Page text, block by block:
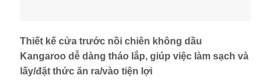
Thiết kế cửa trước nồi chiên không dầu
Kangaroo dễ dàng tháo lắp, giúp việc làm sạch và
lấy/đặt thức ăn ra/vào tiện lợi